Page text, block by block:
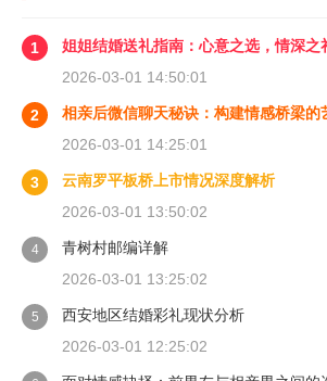
1
姐姐结婚送礼指南：心意之选，情深之
2026-03-01 14:50:01
2
相亲后微信聊天秘诀：构建情感桥梁的
2026-03-01 14:25:01
3
云南罗平板桥上市情况深度解析
2026-03-01 13:50:02
4
青树村邮编详解
2026-03-01 13:25:02
5
西安地区结婚彩礼现状分析
2026-03-01 12:25:02